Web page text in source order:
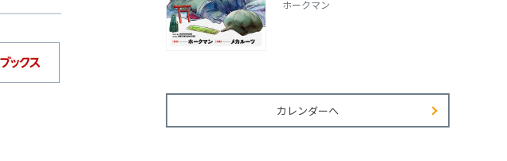
ホークマン
カレンダーへ